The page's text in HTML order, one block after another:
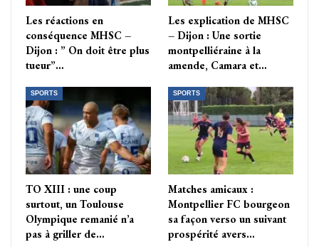
Les réactions en
conséquence MHSC –
Dijon : ” On doit être plus
tueur”…
Les explication de MHSC
– Dijon : Une sortie
montpelliéraine à la
amende, Camara et…
SPORTS
TO XIII : une coup
surtout, un Toulouse
Olympique remanié n’a
pas à griller de…
SPORTS
Matches amicaux :
Montpellier FC bourgeon
sa façon verso un suivant
prospérité avers…